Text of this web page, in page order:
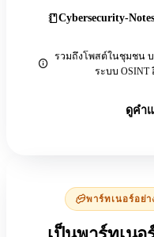
Cybersecurity-
รวมถึงโพสต์ในชุมชน
ระบบ OSINT
ดูคำ
พาร์ทเนอร์อย่า